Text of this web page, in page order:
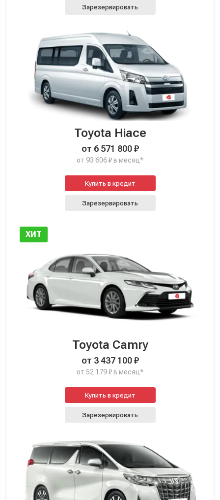
Зарезервировать
Toyota Hiace
от 6 571 800 ₽
от 93 606 ₽ в месяц*
Купить в кредит
Зарезервировать
ХИТ
Toyota Camry
от 3 437 100 ₽
от 52 179 ₽ в месяц*
Купить в кредит
Зарезервировать